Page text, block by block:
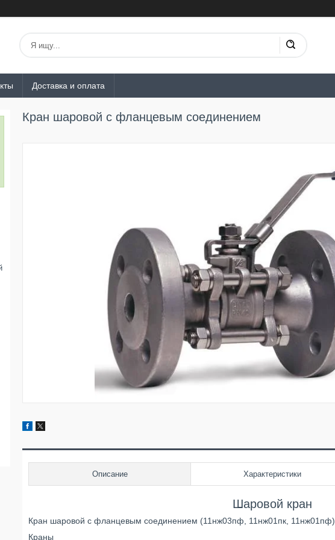
Доставка и оплата
Кран шаровой с фланцевым соединением
Описание Характеристики
Шаровой кран
Кран шаровой с фланцевым соединением (11нж03пф, 11нж01пк, 11нж01пф).
Краны